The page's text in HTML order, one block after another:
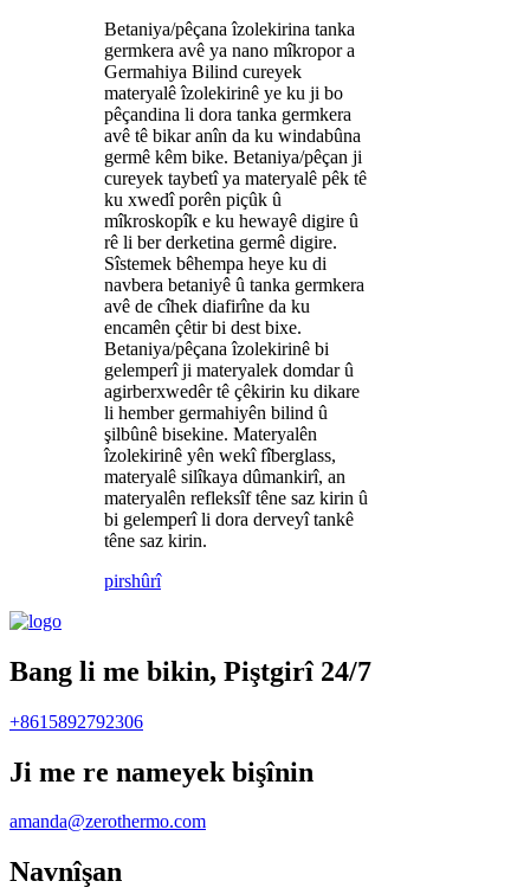
Betaniya/pêçana îzolekirina tanka
germkera avê ya nano mîkropor a
Germahiya Bilind cureyek
materyalê îzolekirinê ye ku ji bo
pêçandina li dora tanka germkera
avê tê bikar anîn da ku windabûna
germê kêm bike. Betaniya/pêçan ji
cureyek taybetî ya materyalê pêk tê
ku xwedî porên piçûk û
mîkroskopîk e ku hewayê digire û
rê li ber derketina germê digire.
Sîstemek bêhempa heye ku di
navbera betaniyê û tanka germkera
avê de cîhek diafirîne da ku
encamên çêtir bi dest bixe.
Betaniya/pêçana îzolekirinê bi
gelemperî ji materyalek domdar û
agirberxwedêr tê çêkirin ku dikare
li hember germahiyên bilind û
şilbûnê bisekine. Materyalên
îzolekirinê yên wekî fîberglass,
materyalê silîkaya dûmankirî, an
materyalên refleksîf têne saz kirin û
bi gelemperî li dora derveyî tankê
têne saz kirin.
pirshûrî
Bang li me bikin, Piştgirî 24/7
+8615892792306
Ji me re nameyek bişînin
amanda@zerothermo.com
Navnîşan